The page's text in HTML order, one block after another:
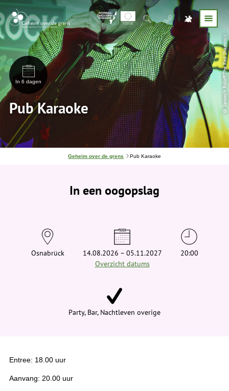
© Janosch Roloff|The Red Shamrock
In 6 dagen
Pub Karaoke
J
v
Geheim over de grens Pub Karaoke
In een oogopslag
Osnabrück
14.08.2026 – 05.11.2027
Overzicht datums
20:00
Party, Bar, Nachtleven overige
Entree: 18.00 uur
Aanvang: 20.00 uur